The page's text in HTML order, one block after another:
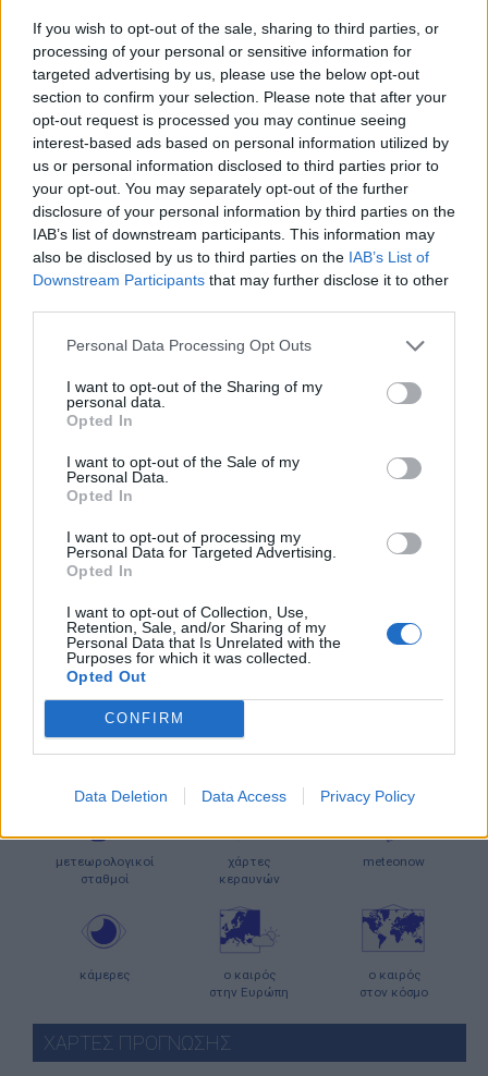
If you wish to opt-out of the sale, sharing to third parties, or
processing of your personal or sensitive information for
targeted advertising by us, please use the below opt-out
section to confirm your selection. Please note that after your
opt-out request is processed you may continue seeing
interest-based ads based on personal information utilized by
us or personal information disclosed to third parties prior to
your opt-out. You may separately opt-out of the further
disclosure of your personal information by third parties on the
IAB’s list of downstream participants. This information may
also be disclosed by us to third parties on the IAB’s List of
Downstream Participants that may further disclose it to other
Personal Data Processing Opt Outs
I want to opt-out of the Sharing of my
personal data.
Opted In
I want to opt-out of the Sale of my
Personal Data.
Opted In
I want to opt-out of processing my
Personal Data for Targeted Advertising.
Opted In
I want to opt-out of Collection, Use,
Retention, Sale, and/or Sharing of my
Personal Data that Is Unrelated with the
Purposes for which it was collected.
Opted Out
CONFIRM
Data Deletion Data Access Privacy Policy
ΚΥΡΙΑΚΗ 9 ΑΥΓΟΥΣΤΟΥ
00:00
ΔΕΝ ΠΡΟΒΛΕΠΕΤΑΙ
ΓΥΡΗ ΑΠΟ ΧΟΡΤΑ
ΔΕΝ ΠΡΟΒΛΕΠΕΤΑΙ
ΓΥΡΗ ΑΠΟ ΕΛΙΕΣ
03:00
ΔΕΝ ΠΡΟΒΛΕΠΕΤΑΙ
ΓΥΡΗ ΑΠΟ ΧΟΡΤΑ
ΔΕΝ ΠΡΟΒΛΕΠΕΤΑΙ
ΓΥΡΗ ΑΠΟ ΕΛΙΕΣ
06:00
ΔΕΝ ΠΡΟΒΛΕΠΕΤΑΙ
ΔΕΝ ΠΡΟΒΛΕΠΕΤΑΙ
ΓΥΡΗ ΑΠΟ ΕΛΙΕΣ
09:00
ΓΥΡΗ ΑΠΟ ΧΟΡΤΑ
ΧΑΜΗΛΗ
ΔΕΝ ΠΡΟΒΛΕΠΕΤΑΙ
ΓΥΡΗ ΑΠΟ ΕΛΙΕΣ
ΓΥΡΗ ΑΠΟ ΧΟΡΤΑ
ΧΑΜΗΛΗ
ΔΕΝ ΠΡΟΒΛΕΠΕΤΑΙ
ΓΥΡΗ ΑΠΟ ΕΛΙΕΣ
ΔΕΝ ΠΡΟΒΛΕΠΕΤΑΙ
ΔΕΝ ΠΡΟΒΛΕΠΕΤΑΙ
ΓΥΡΗ ΑΠΟ ΧΟΡΤΑ
ΓΥΡΗ ΑΠΟ ΕΛΙΕΣ
ΔΕΝ ΠΡΟΒΛΕΠΕΤΑΙ
ΔΕΥΤΕΡΑ 10 ΑΥΓΟΥΣΤΟΥ
ΔΕΝ ΠΡΟΒΛΕΠΕΤΑΙ
ΔΕΝ ΠΡΟΒΛΕΠΕΤΑΙ
ΓΥΡΗ ΑΠΟ ΧΟΡΤΑ
ΔΕΝ ΠΡΟΒΛΕΠΕΤΑΙ
Τα δεδομένα προέρχονται από την ευρωπαϊκή
Yπηρεσία
Παρακολούθησης της Ατμόσφαιρας - Copernicus
Ο ΚΑΙΡΟΣ ΤΩΡΑ (LIVE)
μετεωρολογικοί
σταθμοί
χάρτες
κεραυνών
meteonow
κάμερες
ο καιρός
στην Ευρώπη
ο καιρός
στον κόσμο
ΧΑΡΤΕΣ ΠΡΟΓΝΩΣΗΣ